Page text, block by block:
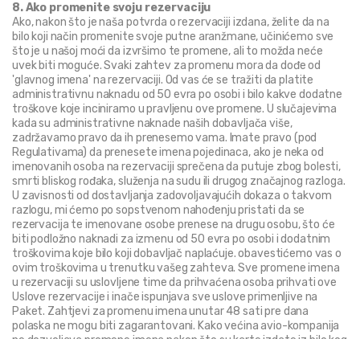
8. Ako promenite svoju rezervaciju
Ako, nakon što je naša potvrda o rezervaciji izdana, želite da na
bilo koji način promenite svoje putne aranžmane, učinićemo sve
što je u našoj moći da izvršimo te promene, ali to možda neće
uvek biti moguće. Svaki zahtev za promenu mora da dođe od
'glavnog imena' na rezervaciji. Od vas će se tražiti da platite
administrativnu naknadu od 50 evra po osobi i bilo kakve dodatne
troškove koje inciniramo u pravljenu ove promene. U slučajevima
kada su administrativne naknade naših dobavljača više,
zadržavamo pravo da ih prenesemo vama. Imate pravo (pod
Regulativama) da prenesete imena pojedinaca, ako je neka od
imenovanih osoba na rezervaciji sprečena da putuje zbog bolesti,
smrti bliskog rođaka, služenja na sudu ili drugog značajnog razloga.
U zavisnosti od dostavljanja zadovoljavajućih dokaza o takvom
razlogu, mi ćemo po sopstvenom nahođenju pristati da se
rezervacija te imenovane osobe prenese na drugu osobu, što će
biti podložno naknadi za izmenu od 50 evra po osobi i dodatnim
troškovima koje bilo koji dobavljač naplaćuje. obavestićemo vas o
ovim troškovima u trenutku vašeg zahteva. Sve promene imena
u rezervaciji su uslovljene time da prihvaćena osoba prihvati ove
Uslove rezervacije i inače ispunjava sve uslove primenljive na
Paket. Zahtjevi za promenu imena unutar 48 sati pre dana
polaska ne mogu biti zagarantovani. Kako većina avio-kompanija